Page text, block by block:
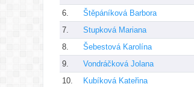
6.
Štěpáníková Barbora
7.
Stupková Mariana
8.
Šebestová Karolína
9.
Vondráčková Jolana
10.
Kubíková Kateřina